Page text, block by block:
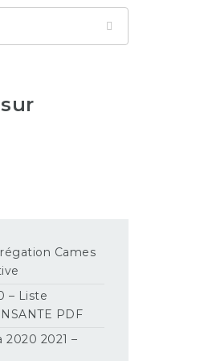
Cames
– Liste
PDF
2020 2021 –